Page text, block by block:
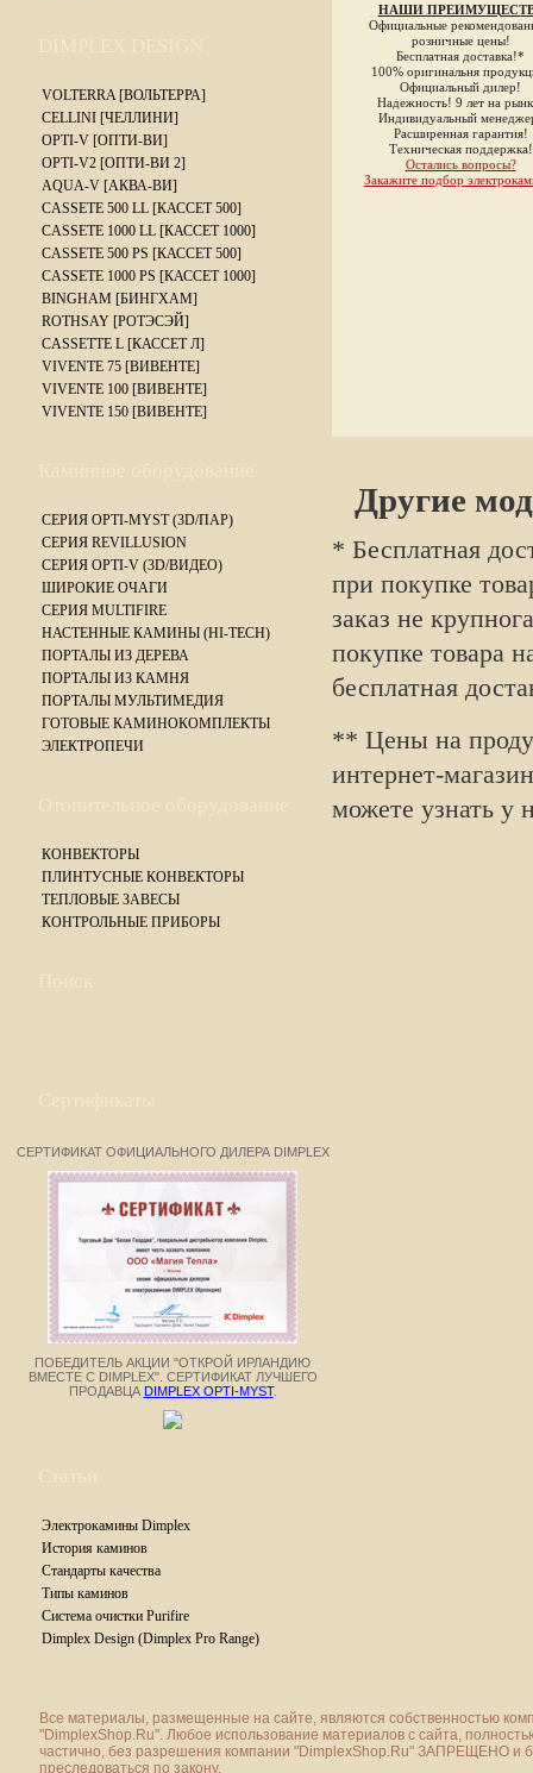
VOLTERRA [ВОЛЬТЕРРА]
CELLINI [ЧЕЛЛИНИ]
OPTI-V [ОПТИ-ВИ]
OPTI-V2 [ОПТИ-ВИ 2]
AQUA-V [АКВА-ВИ]
CASSETE 500 LL [КАССЕТ 500]
CASSETE 1000 LL [КАССЕТ 1000]
CASSETE 500 PS [КАССЕТ 500]
CASSETE 1000 PS [КАССЕТ 1000]
BINGHAM [БИНГХАМ]
ROTHSAY [РОТЭСЭЙ]
CASSETTE L [КАССЕТ Л]
VIVENTE 75 [ВИВЕНТЕ]
VIVENTE 100 [ВИВЕНТЕ]
VIVENTE 150 [ВИВЕНТЕ]
СЕРИЯ OPTI-MYST (3D/ПАР)
СЕРИЯ REVILLUSION
СЕРИЯ OPTI-V (3D/ВИДЕО)
ШИРОКИЕ ОЧАГИ
СЕРИЯ MULTIFIRE
НАСТЕННЫЕ КАМИНЫ (HI-TECH)
ПОРТАЛЫ ИЗ ДЕРЕВА
ПОРТАЛЫ ИЗ КАМНЯ
ПОРТАЛЫ МУЛЬТИМЕДИЯ
ГОТОВЫЕ КАМИНОКОМПЛЕКТЫ
ЭЛЕКТРОПЕЧИ
КОНВЕКТОРЫ
ПЛИНТУСНЫЕ КОНВЕКТОРЫ
ТЕПЛОВЫЕ ЗАВЕСЫ
КОНТРОЛЬНЫЕ ПРИБОРЫ
СЕРТИФИКАТ ОФИЦИАЛЬНОГО ДИЛЕРА DIMPLEX
ПОБЕДИТЕЛЬ АКЦИИ "ОТКРОЙ ИРЛАНДИЮ
ВМЕСТЕ С DIMPLEX". СЕРТИФИКАТ ЛУЧШЕГО
ПРОДАВЦА DIMPLEX OPTI-MYST.
Электрокамины Dimplex
История каминов
Стандарты качества
Типы каминов
Система очистки Purifire
Dimplex Design (Dimplex Pro Range)
НАШИ
Официальные
розничные цены!
Бесплатная доставка!*
100% оригинальня
Официальный дилер!
Надежность! 9 лет на
Индивидуальный
Расширенная гарантия!
Техническая поддержка!
Остались вопросы?
Закажите подбор
Другие
* Бесплатная
при покупке
заказ не
покупке товара
бесплатная
** Цены на
интернет-
можете узнать у
Все материалы, размещенные на сайте, являются собственностью
"DimplexShop.Ru". Любое использование материалов с сайта,
частично, без разрешения компании "DimplexShop.Ru" ЗАПРЕЩЕНО и
преследоваться по закону.